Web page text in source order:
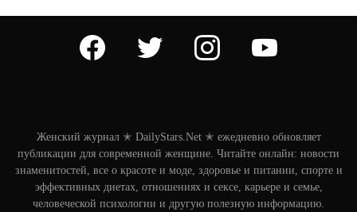
facebook twitter instagram youtube
Женский журнал ✭ DailyStars.Net ✭ ежедневно обновляет
публикации для современной женщине. Читайте онлайн: новости
знаменитостей, все о красоте и моде, здоровье и питании, спорте и
эффективных диетах, отношениях и сексе, карьере и семье,
человеческой психологии и другую полезную информацию.